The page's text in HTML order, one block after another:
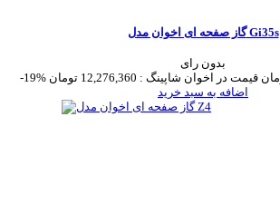
گاز صفحه ای اخوان مدل Gi35s
بدون رای
-19%
قیمت در اخوان شاپینگ : 12,276,360 تومان
اضافه به سبد خرید